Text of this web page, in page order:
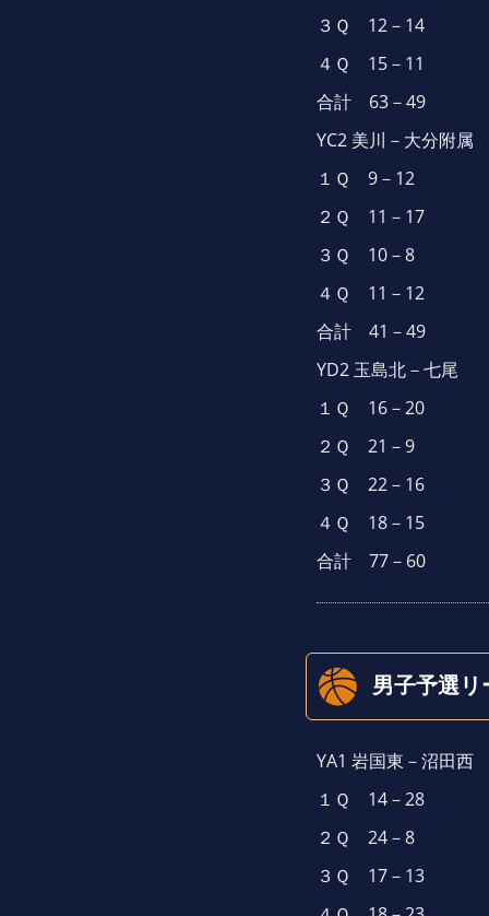
３Ｑ 12－14
４Ｑ 15－11
合計 63－49
YC2 美川－大分附属
１Ｑ 9－12
２Ｑ 11－17
３Ｑ 10－8
４Ｑ 11－12
合計 41－49
YD2 玉島北－七尾
１Ｑ 16－20
２Ｑ 21－9
３Ｑ 22－16
４Ｑ 18－15
合計 77－60
男子予選
YA1 岩国東－沼田西
１Ｑ 14－28
２Ｑ 24－8
３Ｑ 17－13